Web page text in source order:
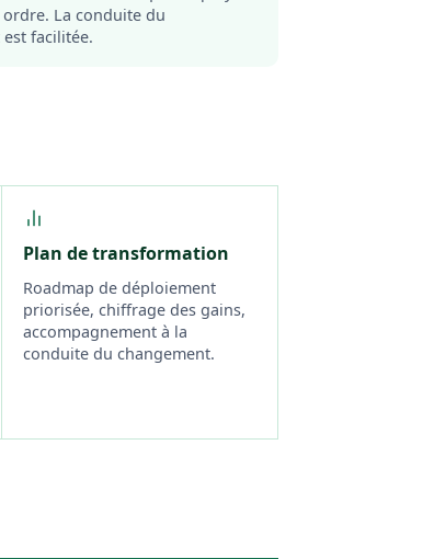
La conduite du
facilitée.
Plan de transformation
Roadmap de déploiement
priorisée, chiffrage des gains,
accompagnement à la
conduite du changement.